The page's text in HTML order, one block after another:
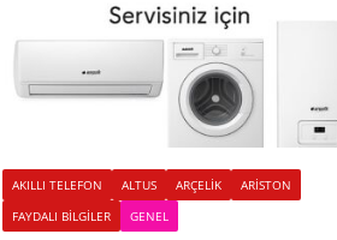
AKILLI TELEFON ALTUS ARÇELIK
ARISTON
FAYDALI BILGILER
GENEL